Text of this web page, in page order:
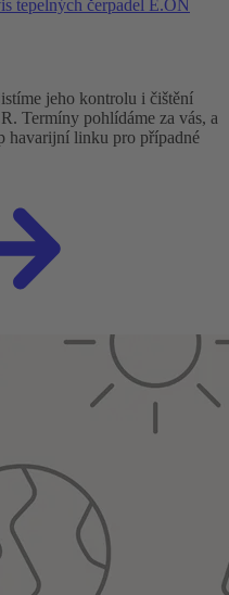
tepelných čerpadel E.ON
jeho kontrolu i čištění
Termíny pohlídáme za vás, a
havarijní linku pro případné